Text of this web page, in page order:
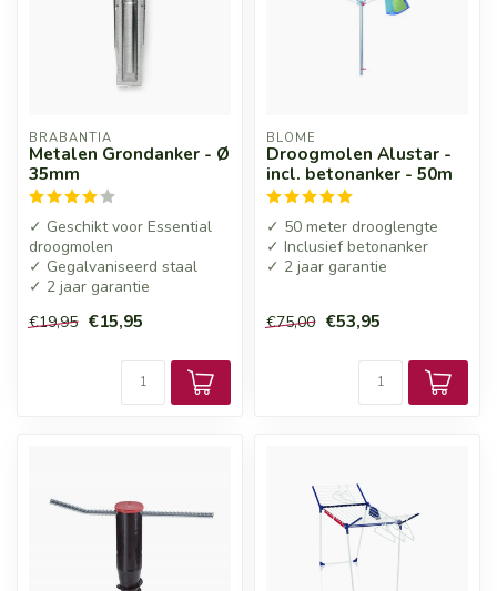
BRABANTIA
Metalen Grondanker - Ø
35mm
✓ Geschikt voor Essential
droogmolen
✓ Gegalvaniseerd staal
✓ 2 jaar garantie
€19,95 €15,95
BLOME
Droogmolen Alustar -
incl. betonanker - 50m
✓ 50 meter drooglengte
✓ Inclusief betonanker
✓ 2 jaar garantie
€75,00 €53,95